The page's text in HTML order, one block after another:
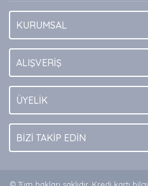
KURUMSAL
ALIŞVERİŞ
ÜYELİK
BİZİ TAKİP EDİN